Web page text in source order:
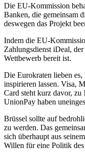
Die EU-Kommission
Banken, die gemeinsam
deswegen das Projekt
Indem die EU-
Zahlungsdienst iDeal,
Wettbewerb bereit ist.
Die Eurokraten lieben
inspirieren lassen. Visa,
Card steht kurz davor, zu
UnionPay haben
Brüssel sollte auf
zu werden. Das
sich überhaupt aus
Willen für eine Politik